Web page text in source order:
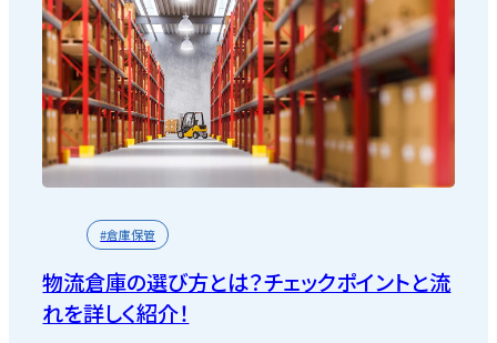
#倉庫保管
物流倉庫の選び方とは？チェックポイントと流
れを詳しく紹介！